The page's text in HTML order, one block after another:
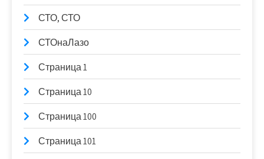
СТО, СТО
СТОнаЛазо
Страница 1
Страница 10
Страница 100
Страница 101